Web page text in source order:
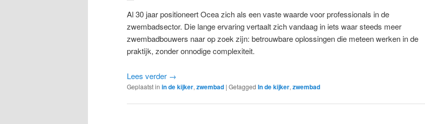
Al 30 jaar positioneert Ocea zich als een vaste waarde voor professionals in de
zwembadsector. Die lange ervaring vertaalt zich vandaag in iets waar steeds meer
zwembadbouwers naar op zoek zijn: betrouwbare oplossingen die meteen werken in de
praktijk, zonder onnodige complexiteit.
Lees verder →
Geplaatst in in de kijker, zwembad | Getagged In de kijker, zwembad